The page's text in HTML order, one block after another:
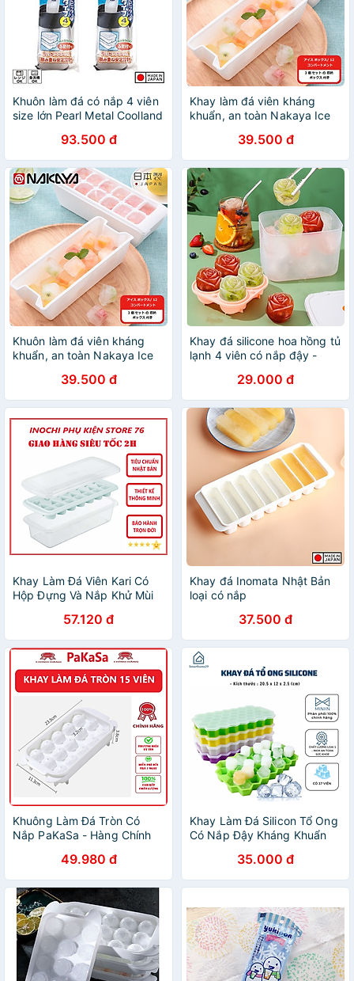
Khuôn làm đá có nắp 4 viên
size lớn Pearl Metal Coolland
|#Made in Japan| |#Nhập
khẩu chính hãng
93.500 đ
Khay làm đá viên kháng
khuẩn, an toàn Nakaya Ice
Bản |#nhập khẩu chính
hãng| |#Made in Japan|
|#K280|#K281|#K298
39.500 đ
Khuôn làm đá viên kháng
khuẩn, an toàn Nakaya Ice
Bản |#Made in Japan|
|#nhập khẩu chính hãng|
|#K280|#K281|#K298
39.500 đ
Khay đá silicone hoa hồng tủ
lạnh 4 viên có nắp đậy -
hình cao cấp - Hàng Loại 1 -
Chính Hãng MINIIN - Giao
màu ngẫu nhiên
29.000 đ
Khay Làm Đá Viên Kari Có
Hộp Đựng Và Nắp Khử Mùi
Chuẩn Xuất Nhật Bản , EU
Đảm Bảo An Toàn Sức Khỏe
Người Sử Dụng- Chính Hãng
Inochi ( Tặng kèm khăn lau
pakasa) Giao màu ngẫu
nhiên
57.120 đ
Khay đá Inomata Nhật Bản
loại có nắp
37.500 đ
Khuông Làm Đá Tròn Có
Nắp PaKaSa - Hàng Chính
49.980 đ
Khay Làm Đá Silicon Tổ Ong
Có Nắp Đậy Kháng Khuẩn
Làm Đá , Làm Thạch Cao
Cấp - HÀNG CHÍNH HÃNG
MINIIN
35.000 đ